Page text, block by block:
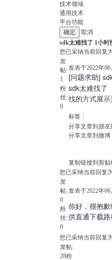
技术领域
通用技术
平台功能
取消
sdk太难找了 1小时
您已采纳当前回复
发
帖:
1
粉
丝:
0
发表于2022年06
[问题求助]
sdk太难找了
找的方式展
标签：
分享文章到朋友
分享文章到微博
复制链接到剪贴
您已采纳当前回复
发
帖:
0
粉
丝:
0
发表于2022年06
你好，很抱
供直通下载路
您已采纳当前回复
发帖:
28粉